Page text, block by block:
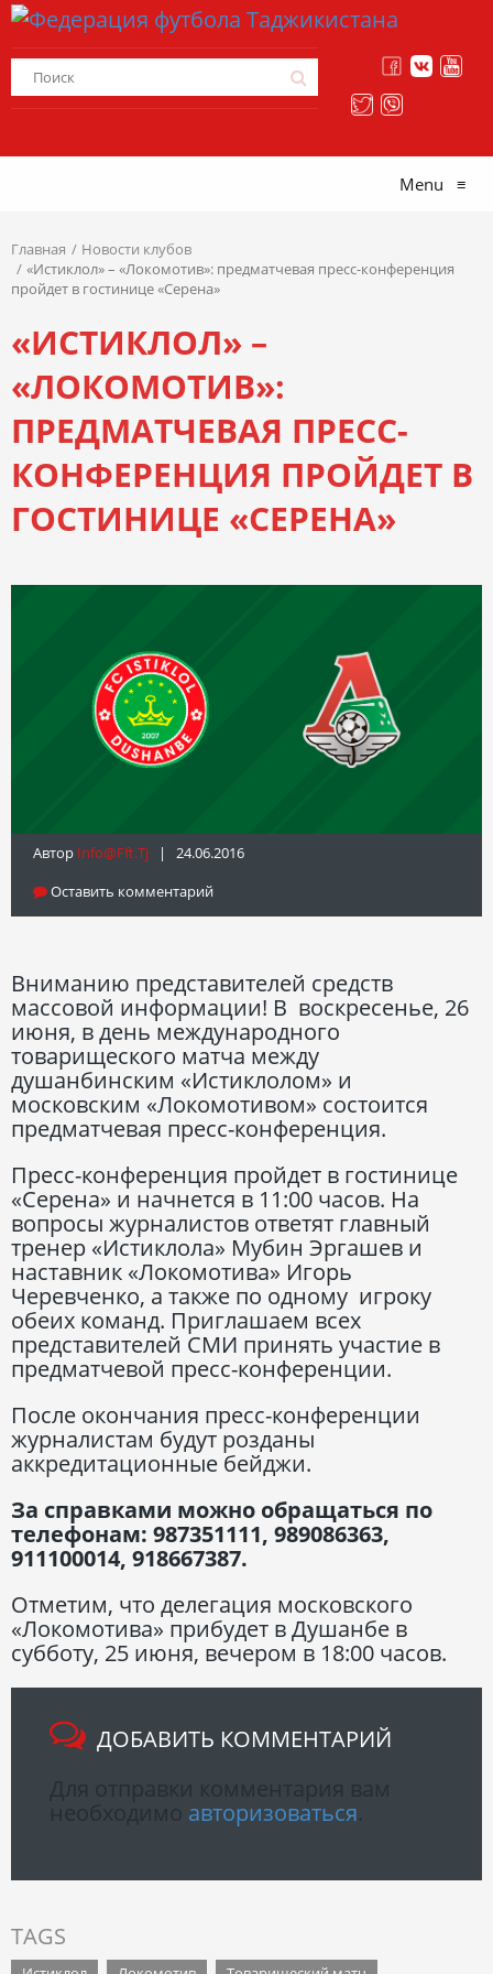
Menu ≡
Главная
Новости клубов
«Истиклол» – «Локомотив»: предматчевая пресс-конференция
пройдет в гостинице «Серена»
«ИСТИКЛОЛ» –
«ЛОКОМОТИВ»:
ПРЕДМАТЧЕВАЯ ПРЕСС-
КОНФЕРЕНЦИЯ ПРОЙДЕТ В
ГОСТИНИЦЕ «СЕРЕНА»
Автор Info@fft.tj | 24.06.2016
Оставить комментарий
Вниманию представителей средств
массовой информации! В воскресенье, 26
июня, в день международного
товарищеского матча между
душанбинским «Истиклолом» и
московским «Локомотивом» состоится
предматчевая пресс-конференция.
Пресс-конференция пройдет в гостинице
«Серена» и начнется в 11:00 часов. На
вопросы журналистов ответят главный
тренер «Истиклола» Мубин Эргашев и
наставник «Локомотива» Игорь
Черевченко, а также по одному игроку
обеих команд. Приглашаем всех
представителей СМИ принять участие в
предматчевой пресс-конференции.
После окончания пресс-конференции
журналистам будут розданы
аккредитационные бейджи.
За справками можно обращаться по
телефонам: 987351111, 989086363,
911100014, 918667387.
Отметим, что делегация московского
«Локомотива» прибудет в Душанбе в
субботу, 25 июня, вечером в 18:00 часов.
ДОБАВИТЬ КОММЕНТАРИЙ
авторизоваться
TAGS